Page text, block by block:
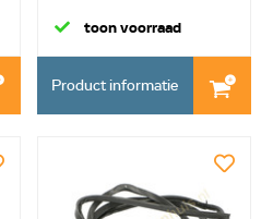
toon voorraad
Product informatie